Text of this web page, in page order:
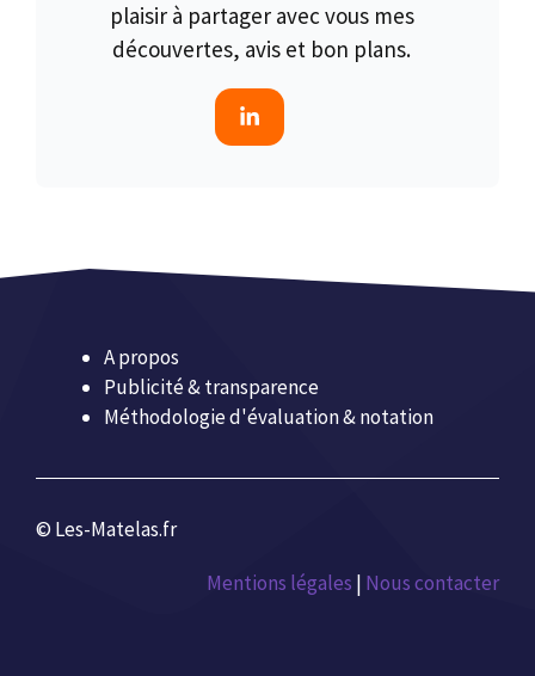
plaisir à partager avec vous mes
découvertes, avis et bon plans.
A propos
Publicité & transparence
Méthodologie d'évaluation & notation
© Les-Matelas.fr
Mentions légales | Nous contacter